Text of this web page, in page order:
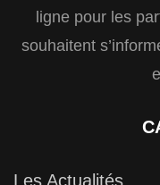
ligne pour les
souhaitent
Les Actualités